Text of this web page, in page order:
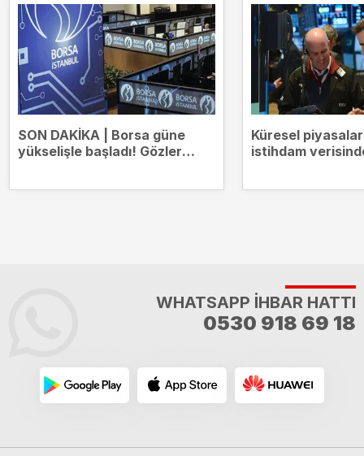
SON DAKİKA | Borsa güne
yükselişle başladı! Gözler
Küresel
istihdam
WHATSAPP İHBAR HATTI
0530 918 69 18